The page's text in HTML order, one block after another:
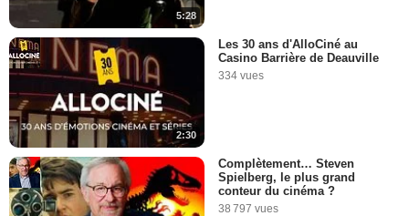
5:28
2:30
Les 30 ans d'AlloCiné au
Casino Barrière de Deauville
334 vues
Complètement… Steven
Spielberg, le plus grand
conteur du cinéma ?
38 797 vues